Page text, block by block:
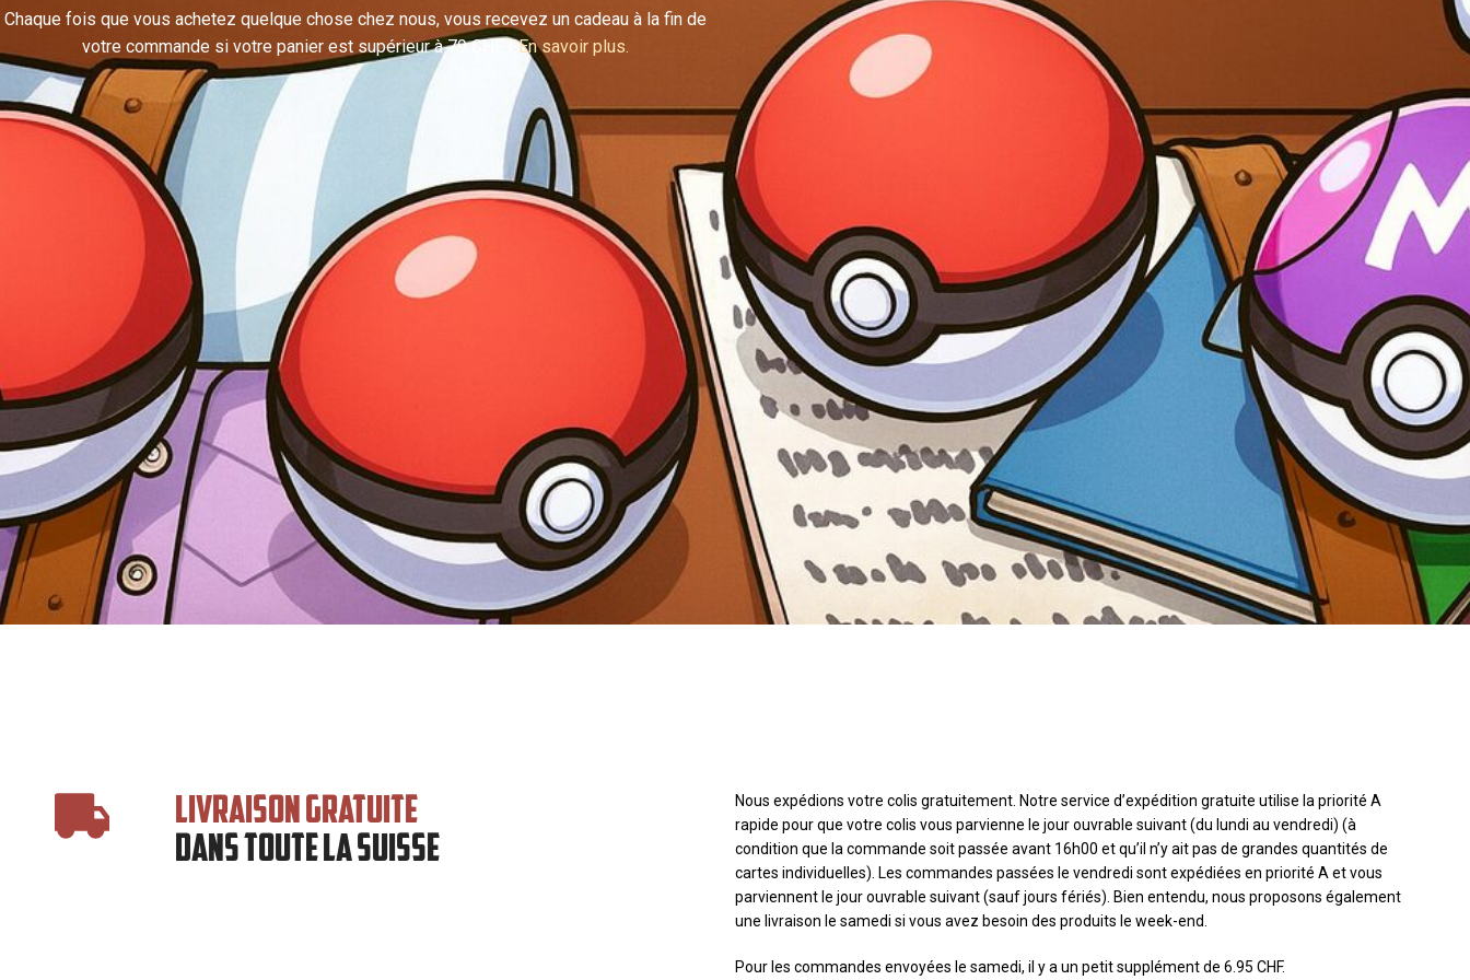
Chaque fois que vous achetez quelque chose chez nous, vous recevez un cadeau à la fin de
votre commande si votre panier est supérieur à 79 CHF !En savoir plus.
LIVRAISON GRATUITE
DANS TOUTE LA SUISSE
Nous expédions votre colis gratuitement. Notre service d’expédition gratuite utilise la priorité A
rapide pour que votre colis vous parvienne le jour ouvrable suivant (du lundi au vendredi) (à
condition que la commande soit passée avant 16h00 et qu’il n’y ait pas de grandes quantités de
cartes individuelles). Les commandes passées le vendredi sont expédiées en priorité A et vous
parviennent le jour ouvrable suivant (sauf jours fériés). Bien entendu, nous proposons également
une livraison le samedi si vous avez besoin des produits le week-end.
Pour les commandes envoyées le samedi, il y a un petit supplément de 6.95 CHF.